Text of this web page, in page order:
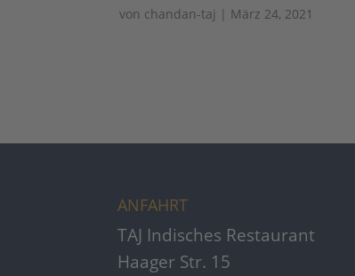
von chandan-taj | März 24, 2021
ANFAHRT
TAJ Indisches Restaurant
Haager Str. 15